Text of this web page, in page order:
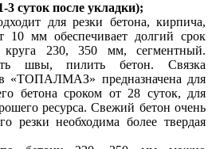
3 суток после укладки);
для резки бетона, кирпича,
10 мм обеспечивает долгий срок
230, 350 мм, сегментный.
швы, пилить бетон. Связка
«ТОПАЛМАЗ» предназначена для
бетона сроком от 28 суток, для
ресурса. Свежий бетон очень
резки необходима более твердая